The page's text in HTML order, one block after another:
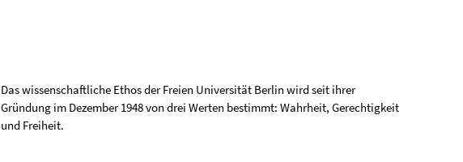
Das wissenschaftliche Ethos der Freien Universität Berlin wird seit ihrer
Gründung im Dezember 1948 von drei Werten bestimmt: Wahrheit, Gerechtigkeit
und Freiheit.